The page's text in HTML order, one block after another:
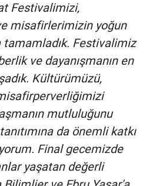
Festivalimizi,
misafirlerimizin yoğun
tamamladık. Festivalimiz
ve dayanışmanın en
Kültürümüzü,
mutluluğunu
da önemli katkı
Final gecemizde
yaşatan değerli